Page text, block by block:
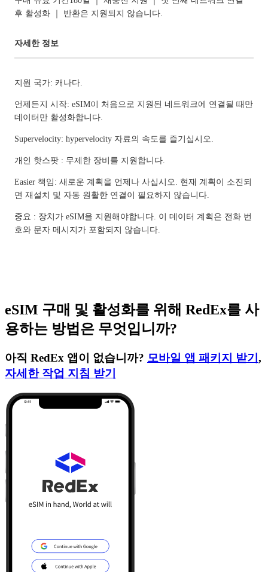
후 활성화 ｜ 반환은 지원되지 않습니다.
자세한 정보
지원 국가: 캐나다.
언제든지 시작: eSIM이 처음으로 지원된 네트워크에 연결될 때만
데이터만 활성화합니다.
Supervelocity: hypervelocity 자료의 속도를 즐기십시오.
개인 핫스팟 : 무제한 장비를 지원합니다.
Easier 책임: 새로운 계획을 언제나 사십시오. 현재 계획이 소진되
면 재설치 및 자동 원활한 연결이 필요하지 않습니다.
중요 : 장치가 eSIM을 지원해야합니다. 이 데이터 계획은 전화 번
호와 문자 메시지가 포함되지 않습니다.
eSIM 구매 및 활성화를 위해 RedEx를 사
용하는 방법은 무엇입니까?
아직 RedEx 앱이 없습니까? 모바일 앱 패키지 받기 ,
자세한 작업 지침 받기